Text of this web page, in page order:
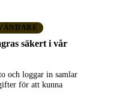
säkert i vår
och loggar in samlar
för att kunna